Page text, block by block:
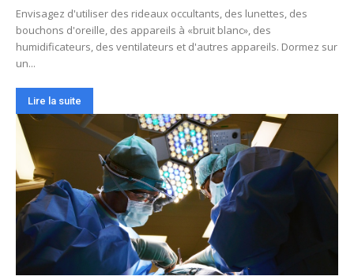
Envisagez d'utiliser des rideaux occultants, des lunettes, des
bouchons d'oreille, des appareils à «bruit blanc», des
humidificateurs, des ventilateurs et d'autres appareils. Dormez sur
un...
Lire la suite